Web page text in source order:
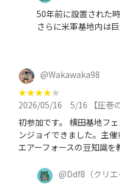
50年前に設置された
さらに米軍基地内は
@Wakawaka98
★★★★★
2026/05/16
5/16 【圧巻のスケール！日
初参加です。 横田基地フ
ンジョイできました。主催
エアーフォースの豆知識を
@Ddf8 （クリ